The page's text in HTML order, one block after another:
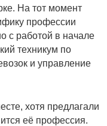
На тот момент
профессии
с работой в начале
техникум по
и управление
хотя предлагали
её профессия.